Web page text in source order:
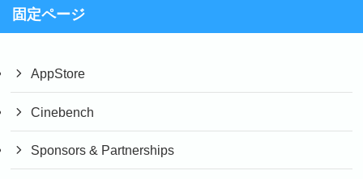
固定ページ
AppStore
Cinebench
Sponsors & Partnerships